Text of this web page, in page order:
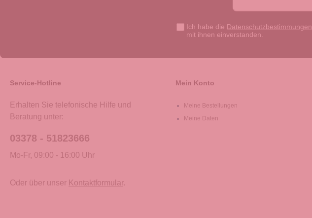
Ich habe die Datenschutzbestimmungen
mit ihnen einverstanden.
Service-Hotline
Erhalten Sie telefonische Hilfe und
Beratung unter:
03378 - 51823666
Mo-Fr, 09:00 - 16:00 Uhr
Oder über unser Kontaktformular.
Mein Konto
Meine Bestellungen
Meine Daten